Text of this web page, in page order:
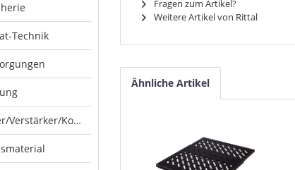
Technik
Umschalter/Verstärker/Konverter
Fragen zum Artikel?
Weitere Artikel von Rittal
Ähnliche Artikel